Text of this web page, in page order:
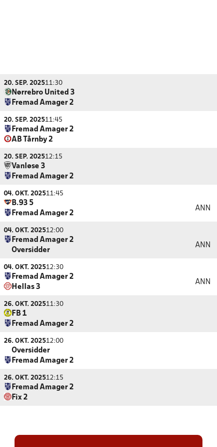
20. SEP. 202511:30
Nørrebro United 3
Fremad Amager 2
20. SEP. 202511:45
Fremad Amager 2
AB Tårnby 2
20. SEP. 202512:15
Vanløse 3
Fremad Amager 2
04. OKT. 202511:45
B.93 5
Fremad Amager 2
ANN
04. OKT. 202512:00
Fremad Amager 2
Oversidder
ANN
04. OKT. 202512:30
Fremad Amager 2
Hellas 3
ANN
26. OKT. 202511:30
FB 1
Fremad Amager 2
26. OKT. 202512:00
Oversidder
Fremad Amager 2
26. OKT. 202512:15
Fremad Amager 2
Fix 2